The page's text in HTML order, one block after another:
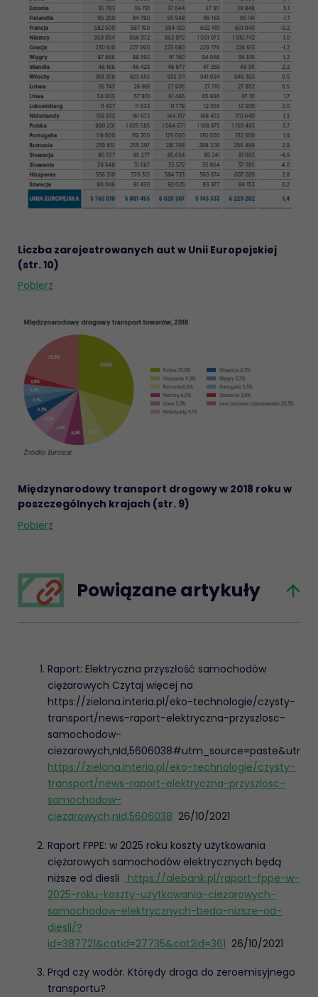
Liczba zarejestrowanych aut w Unii Europejskiej
(str. 10)
Pobierz
Międzynarodowy transport drogowy w 2018 roku w
poszczególnych krajach (str. 9)
Pobierz
Powiązane artykuły
Raport: Elektryczna przyszłość samochodów
ciężarowych Czytaj więcej na
https://zielona.interia.pl/eko-technologie/czysty-
transport/news-raport-elektryczna-przyszlosc-
samochodow-
https://zielona.interia.pl/eko-technologie/czysty-
transport/news-raport-elektryczna-przyszlosc-
samochodow-
ciezarowych,nId,5606038 26/10/2021
Raport FPPE: w 2025 roku koszty użytkowania
ciężarowych samochodów elektrycznych będą
niższe od diesli
https://alebank.pl/raport-fppe-w-
2025-roku-koszty-uzytkowania-ciezarowych-
samochodow-elektrycznych-beda-nizsze-od-
diesli/?
id=387721&catid=27735&cat2id=361 26/10/2021
Prąd czy wodór. Którędy droga do zeroemisyjnego
transportu?